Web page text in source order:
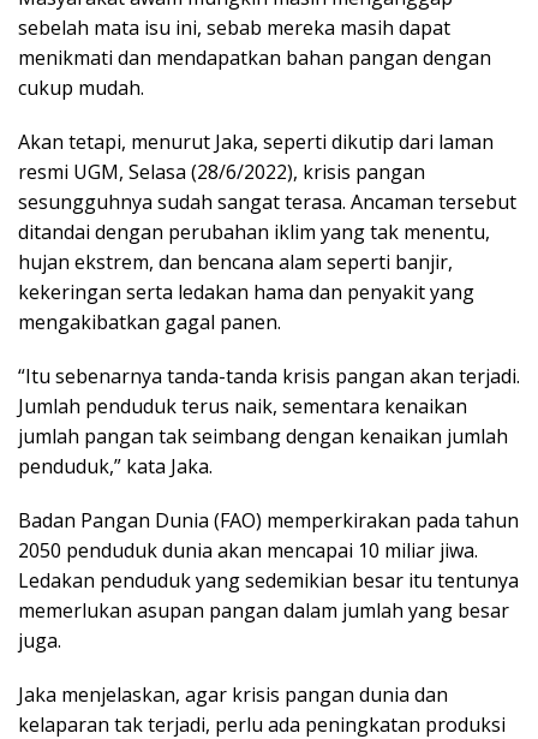
sebelah mata isu ini, sebab mereka masih dapat
menikmati dan mendapatkan bahan pangan dengan
cukup mudah.
Akan tetapi, menurut Jaka, seperti dikutip dari laman
resmi UGM, Selasa (28/6/2022), krisis pangan
sesungguhnya sudah sangat terasa. Ancaman tersebut
ditandai dengan perubahan iklim yang tak menentu,
hujan ekstrem, dan bencana alam seperti banjir,
kekeringan serta ledakan hama dan penyakit yang
mengakibatkan gagal panen.
“Itu sebenarnya tanda-tanda krisis pangan akan terjadi.
Jumlah penduduk terus naik, sementara kenaikan
jumlah pangan tak seimbang dengan kenaikan jumlah
penduduk,” kata Jaka.
Badan Pangan Dunia (FAO) memperkirakan pada tahun
2050 penduduk dunia akan mencapai 10 miliar jiwa.
Ledakan penduduk yang sedemikian besar itu tentunya
memerlukan asupan pangan dalam jumlah yang besar
juga.
Jaka menjelaskan, agar krisis pangan dunia dan
kelaparan tak terjadi, perlu ada peningkatan produksi